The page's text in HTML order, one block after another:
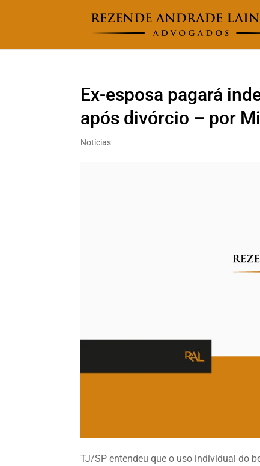
Ex-esposa pagará
após divórcio – por
Notícias
TJ/SP entendeu que o uso individual do